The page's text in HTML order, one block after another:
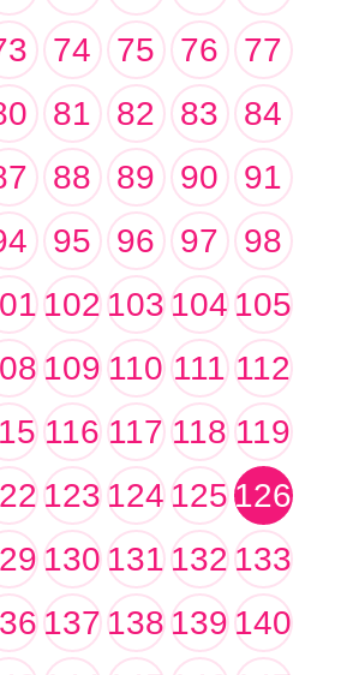
74 75 76
77
81 82 83
84
88 89 90
91
95 96 97
98
102103104105
109110 111 112
116 117 118 119
123124125126
130131132133
137138139140